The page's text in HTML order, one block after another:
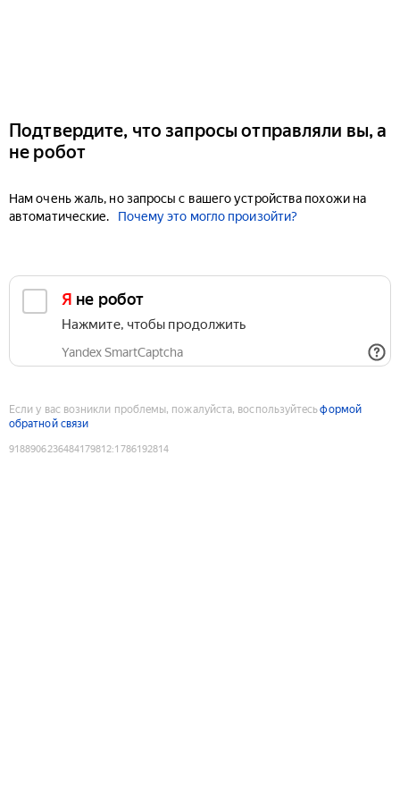
Подтвердите, что запросы отправляли вы, а
не робот
Нам очень жаль, но запросы с вашего устройства похожи на
автоматические.
Почему это могло произойти?
Я не робот
Нажмите, чтобы продолжить
Yandex SmartCaptcha
Если у вас возникли проблемы, пожалуйста, воспользуйтесьформой
обратной связи
9188906236484179812:1786192814